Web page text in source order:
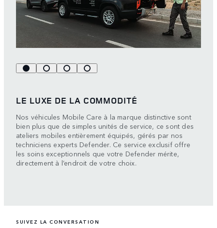
LE LUXE DE LA COMMODITÉ
Nos véhicules Mobile Care à la marque distinctive sont
bien plus que de simples unités de service, ce sont des
ateliers mobiles entièrement équipés, gérés par nos
techniciens experts Defender. Ce service exclusif offre
les soins exceptionnels que votre Defender mérite,
directement à l’endroit de votre choix.
SUIVEZ LA CONVERSATION